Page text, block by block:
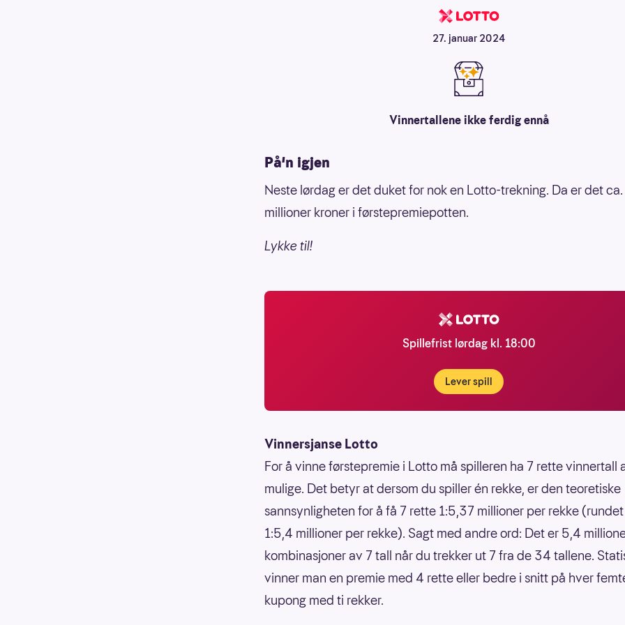
27. januar 2024
Vinnertallene ikke ferdig ennå
På'n igjen
Neste lørdag er det duket for nok en Lotto-trekning. Da er det
millioner kroner i førstepremiepotten.
Lykke til!
Spillefrist lørdag kl. 18:00
Lever spill
Vinnersjanse Lotto
For å vinne førstepremie i Lotto må spilleren ha 7 rette vinnertall
mulige. Det betyr at dersom du spiller én rekke, er den teoretiske
sannsynligheten for å få 7 rette 1:5,37 millioner per rekke
1:5,4 millioner per rekke). Sagt med andre ord: Det er 5,4
kombinasjoner av 7 tall når du trekker ut 7 fra de 34 tallene.
vinner man en premie med 4 rette eller bedre i snitt på hver
kupong med ti rekker.